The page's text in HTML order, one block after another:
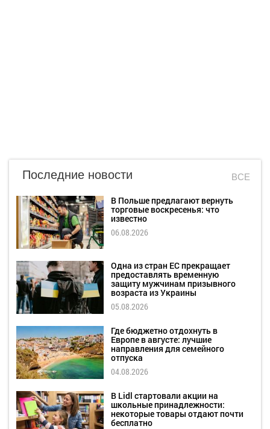
Последние новости ВСЕ
В Польше предлагают вернуть
торговые воскресенья: что
известно
06.08.2026
Одна из стран ЕС прекращает
предоставлять временную
защиту мужчинам призывного
возраста из Украины
05.08.2026
Где бюджетно отдохнуть в
Европе в августе: лучшие
направления для семейного
отпуска
04.08.2026
В Lidl стартовали акции на
школьные принадлежности:
некоторые товары отдают почти
бесплатно